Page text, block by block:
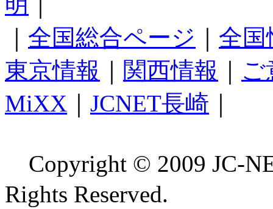
全国総合ページ
全国
東京情報
関西情報
ご
MiXX
JCNET長崎
Copyright © 2009 JC-
Rights Reserved.